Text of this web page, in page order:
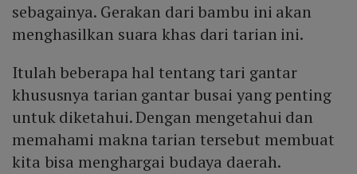
sebagainya. Gerakan dari bambu ini akan
menghasilkan suara khas dari tarian ini.
Itulah beberapa hal tentang tari gantar
khususnya tarian gantar busai yang penting
untuk diketahui. Dengan mengetahui dan
memahami makna tarian tersebut membuat
kita bisa menghargai budaya daerah.